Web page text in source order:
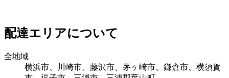
配達エリアについて
全地域
横浜市、川崎市、藤沢市、茅ヶ崎市、鎌倉市、横須賀